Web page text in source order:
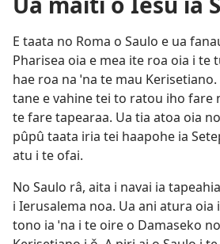
E taata no Roma o Saulo e ua
Pharisea oia e mea ite roa oia i te
hae roa na ˈna te mau
tane e vahine tei to ratou iho fare
te fare tapearaa. Ua tia atoa oia
pûpû taata iria tei haapohe ia
atu i te ofai.
No Saulo râ, aita i navai ia
i Ierusalema noa. Ua ani atura oia
tono ia ˈna i te oire o Damaseko